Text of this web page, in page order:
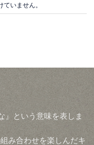
いません。
』という意味を表しま
み合わせを楽しんだキ